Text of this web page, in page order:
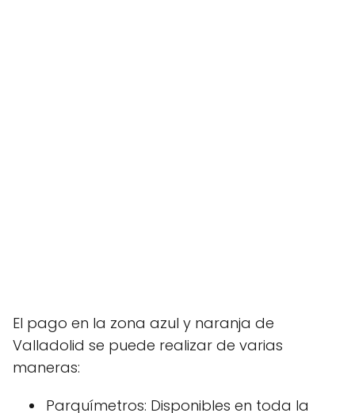
El pago en la zona azul y naranja de
Valladolid se puede realizar de varias
maneras:
Parquímetros: Disponibles en toda la